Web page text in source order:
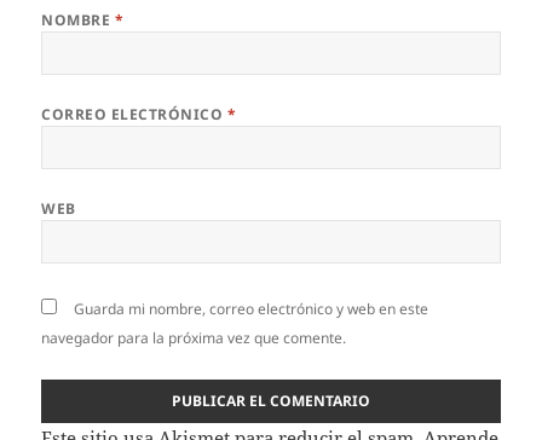
NOMBRE *
CORREO ELECTRÓNICO *
WEB
Guarda mi nombre, correo electrónico y web en este
navegador para la próxima vez que comente.